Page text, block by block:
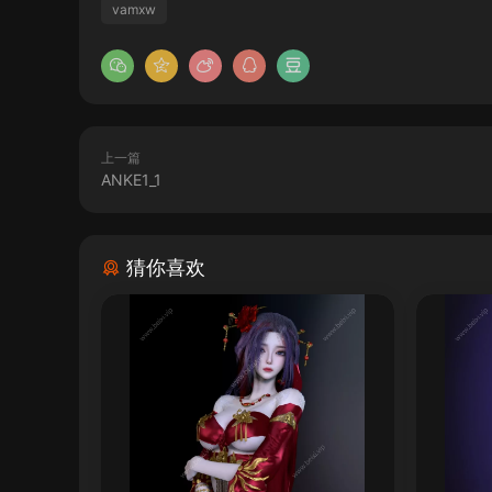
vamxw
上一篇
ANKE1_1
猜你喜欢